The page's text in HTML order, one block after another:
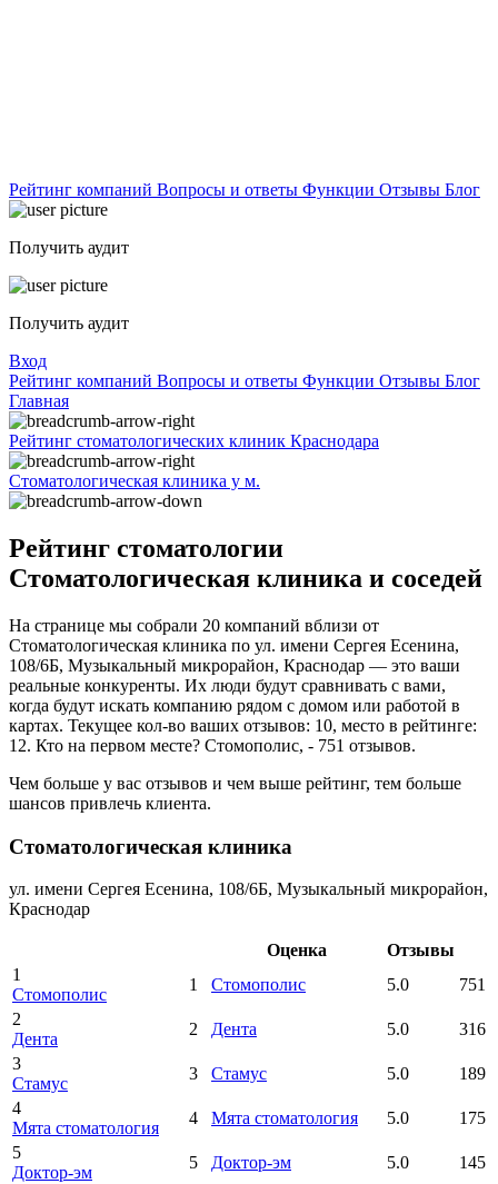
Рейтинг компаний Вопросы и ответы Функции Отзывы Блог
Получить аудит
Получить аудит
Вход
Рейтинг компаний Вопросы и ответы Функции Отзывы Блог
Главная
Рейтинг стоматологических клиник Краснодара
Стоматологическая клиника у м.
Рейтинг стоматологии
Стоматологическая клиника и соседей
На странице мы собрали 20 компаний вблизи от
Стоматологическая клиника по ул. имени Сергея Есенина,
108/6Б, Музыкальный микрорайон, Краснодар — это ваши
реальные конкуренты. Их люди будут сравнивать с вами,
когда будут искать компанию рядом с домом или работой в
картах. Текущее кол-во ваших отзывов: 10, место в рейтинге:
12. Кто на первом месте? Стомополис, - 751 отзывов.
Чем больше у вас отзывов и чем выше рейтинг, тем больше
шансов привлечь клиента.
Стоматологическая клиника
ул. имени Сергея Есенина, 108/6Б, Музыкальный микрорайон,
Краснодар
Оценка
Отзывы
1
Стомополис
1 Стомополис 5.0
751
2
Дента
2 Дента 5.0
316
3
Стамус
3 Стамус 5.0
189
4
Мята стоматология
4 Мята стоматология 5.0
175
5
Доктор-эм
5 Доктор-эм 5.0
145